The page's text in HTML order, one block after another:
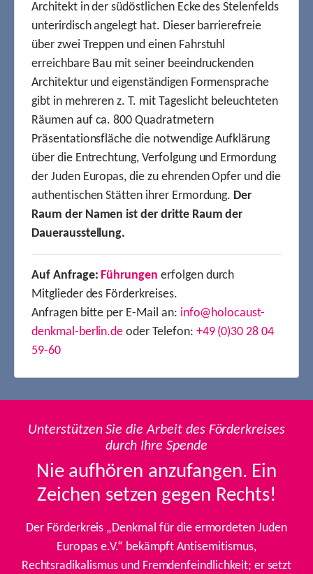
Architekt in der südöstlichen Ecke des Stelenfelds
unterirdisch angelegt hat. Dieser barrierefreie
über zwei Treppen und einen Fahrstuhl
erreichbare Bau mit seiner beeindruckenden
Architektur und eigenständigen Formensprache
gibt in mehreren z. T. mit Tageslicht beleuchteten
Räumen auf ca. 800 Quadratmetern
Präsentationsfläche die notwendige Aufklärung
über die Entrechtung, Verfolgung und Ermordung
der Juden Europas, die zu ehrenden Opfer und die
authentischen Stätten ihrer Ermordung. Der
Raum der Namen ist der dritte Raum der
Dauerausstellung.
Auf Anfrage: Führungen erfolgen durch
Mitglieder des Förderkreises.
Anfragen bitte per E-Mail an: info@holocaust-
denkmal-berlin.de oder Telefon: +49 (0)30 28 04
59-60
Unterstützen Sie die Arbeit des Förderkreises
durch Ihre Spende
Nie aufhören anzufangen. Ein
Zeichen setzen gegen Rechts!
Der Förderkreis „Denkmal für die ermordeten Juden
Europas e.V.“ bekämpft Antisemitismus,
Rechtsradikalismus und Fremdenfeindlichkeit; er setzt